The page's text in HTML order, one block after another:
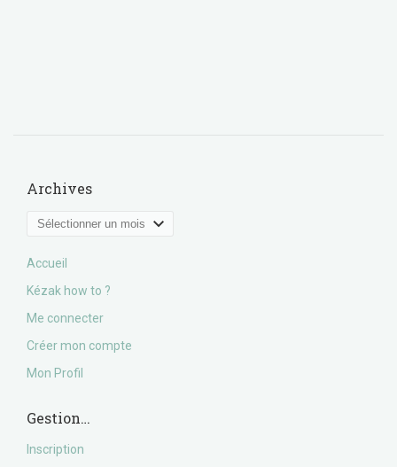
Archives
Archives
Accueil
Kézak how to ?
Me connecter
Créer mon compte
Mon Profil
Gestion…
Inscription